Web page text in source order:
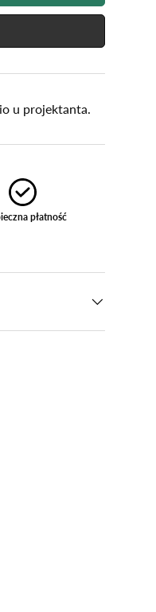
u projektanta.
płatność